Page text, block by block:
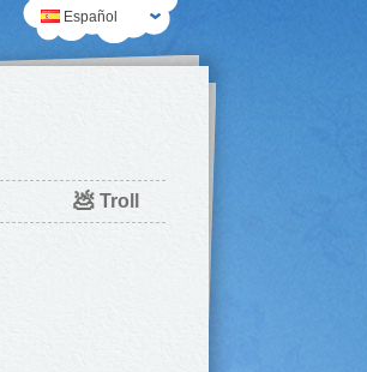
Español
💩 Troll